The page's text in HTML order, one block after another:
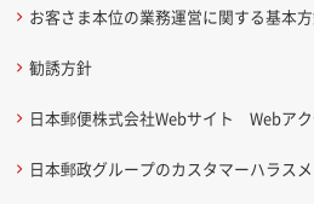
お客さま本位の業務運営に関する基本
勧誘方針
日本郵便株式会社Webサイト Webア
日本郵政グループのカスタマーハラス